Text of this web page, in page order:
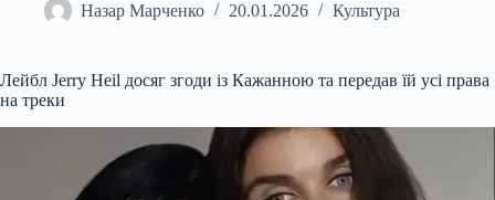
Назар Марченко 20.01.2026 Культура
Лейбл Jerry Heil досяг згоди із Кажанною та передав їй усі права
на треки